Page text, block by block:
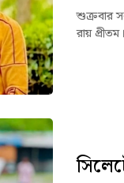
শুক্রবার
রায়